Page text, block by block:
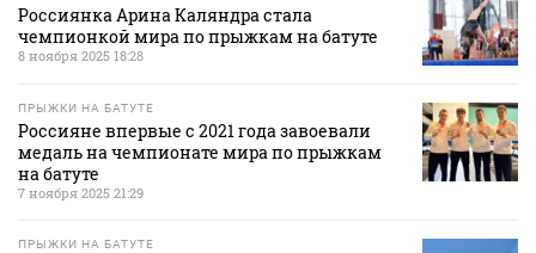
Россиянка Арина Каляндра стала
чемпионкой мира по прыжкам на батуте
8 ноября 2025 18:28
ПРЫЖКИ НА БАТУТЕ
Россияне впервые с 2021 года завоевали
медаль на чемпионате мира по прыжкам
на батуте
7 ноября 2025 21:29
ПРЫЖКИ НА БАТУТЕ